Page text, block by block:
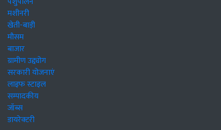
मशीनरी
खेती-बाड़ी
मौसम
बाजार
ग्रामीण उद्द्योग
सरकारी योजनाएं
लाइफ स्टाइल
सम्पादकीय
जॉब्स
डायरेक्टरी